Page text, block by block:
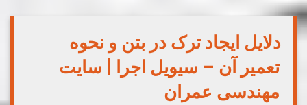
دلایل ایجاد ترک در بتن و نحوه
تعمیر آن – سیویل اجرا | سایت
مهندسی عمران